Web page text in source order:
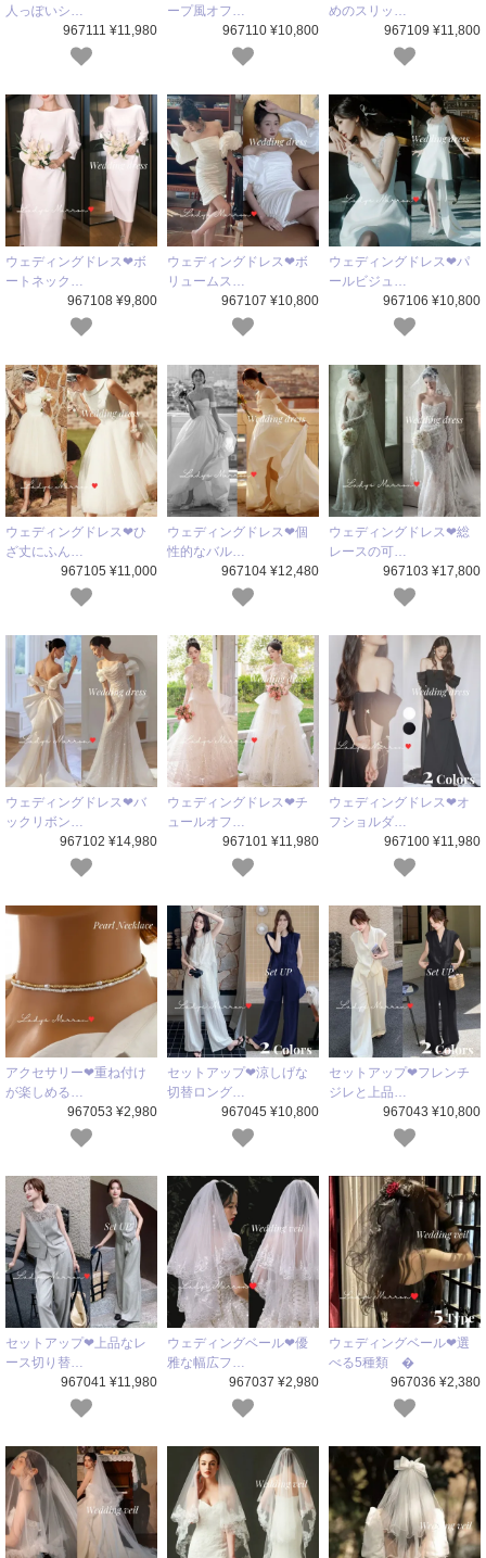
人っぽいシ…
967111 ¥11,980
ープ風オフ…
967110 ¥10,800
めのスリッ…
967109 ¥11,800
ウェディングドレス❤ボ
ートネック…
967108 ¥9,800
ウェディングドレス❤ボ
リュームス…
967107 ¥10,800
ウェディングドレス❤パ
ールビジュ…
967106 ¥10,800
ウェディングドレス❤ひ
ざ丈にふん…
967105 ¥11,000
ウェディングドレス❤個
性的なバル…
967104 ¥12,480
ウェディングドレス❤総
レースの可…
967103 ¥17,800
ウェディングドレス❤バ
ックリボン…
967102 ¥14,980
ウェディングドレス❤チ
ュールオフ…
967101 ¥11,980
ウェディングドレス❤オ
フショルダ…
967100 ¥11,980
アクセサリー❤重ね付け
が楽しめる…
967053 ¥2,980
セットアップ❤涼しげな
切替ロング…
967045 ¥10,800
セットアップ❤フレンチ
ジレと上品…
967043 ¥10,800
セットアップ❤上品なレ
ース切り替…
967041 ¥11,980
ウェディングベール❤優
雅な幅広フ…
967037 ¥2,980
ウェディングベール❤選
べる5種類 �
967036 ¥2,380